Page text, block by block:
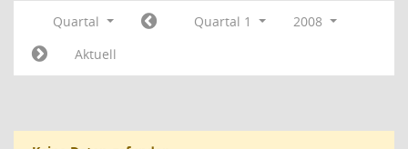
Quartal Quartal 1
2008
Aktuell